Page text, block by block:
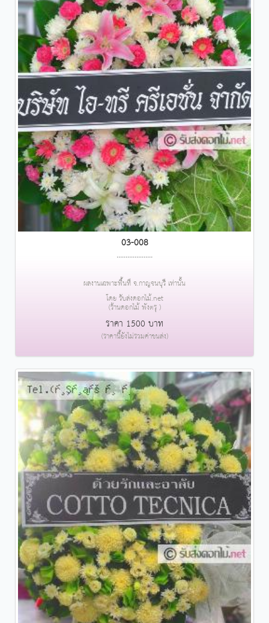
03-008
....................
ผลงานเฉพาะพื้นที่ จ.กาญจนบุรี เท่านั้น
โดย รับส่งดอกไม้.net
(ร้านดอกไม้ พังตรุ )
ราคา 1500 บาท
(ราคานี้ยังไม่รวมค่าขนส่ง)